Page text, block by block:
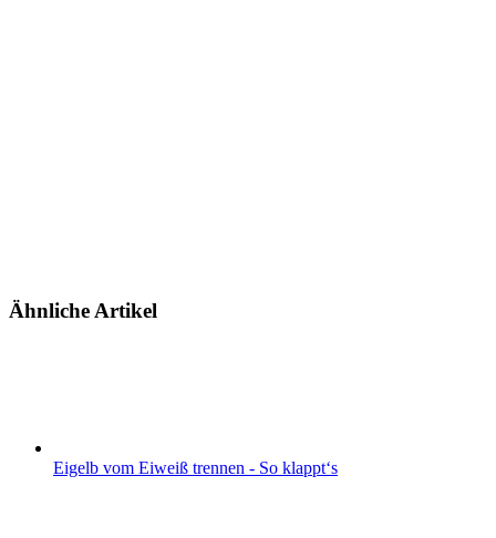
Ähnliche Artikel
Eigelb vom Eiweiß trennen - So klappt‘s